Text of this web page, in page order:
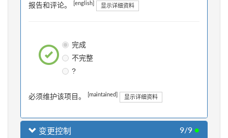
报告和评论。
[english] 显示详细资料
完成
不完整
?
必须维护该项目。 [maintained] 显示详细资料
变更控制 9/9 ●